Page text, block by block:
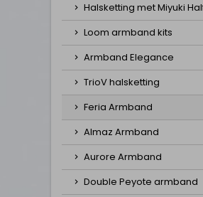
Halsketting met Miyuki
Loom armband kits
Armband Elegance
TrioV halsketting
Feria Armband
Almaz Armband
Aurore Armband
Double Peyote armband